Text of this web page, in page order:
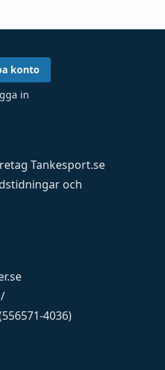
Tankesport.se
och
4036)
konto
in